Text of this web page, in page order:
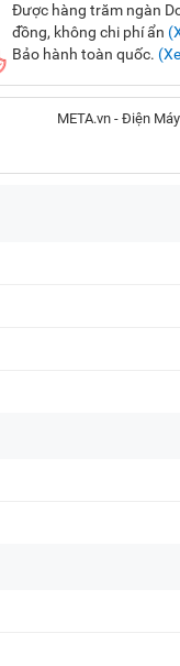
Được hàng trăm ngàn
đồng, không chi phí ẩn
Bảo hành toàn quốc.
META.vn - Điện
Địa chỉ:
716-718 Điện Biên